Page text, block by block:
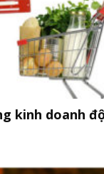
kinh doanh